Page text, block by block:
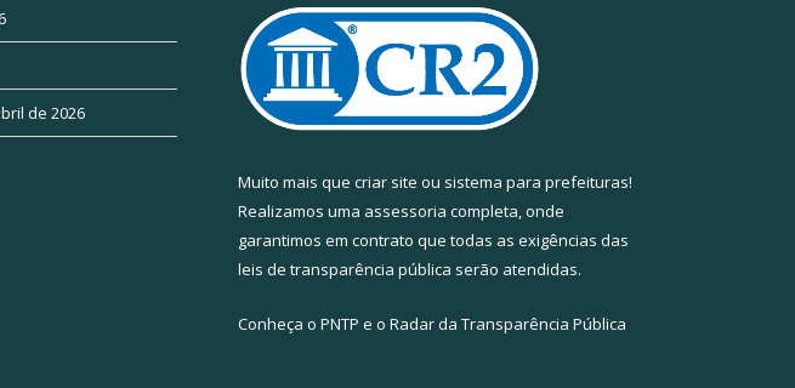
de 2026
Muito mais que criar site ou sistema para prefeituras!
Realizamos uma assessoria completa, onde
garantimos em contrato que todas as exigências das
leis de transparência pública serão atendidas.
Conheça o PNTP e o Radar da Transparência Pública